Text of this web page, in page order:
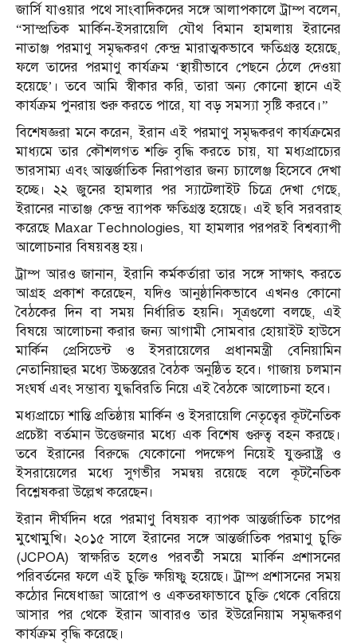
জার্সি যাওয়ার পথে সাংবাদিকদের সঙ্গে আলাপকালে ট্রাম্প বলেন,
“সাম্প্রতিক মার্কিন-ইসরায়েলি যৌথ বিমান হামলায় ইরানের
নাতাঞ্জ পরমাণু সমৃদ্ধকরণ কেন্দ্র মারাত্মকভাবে ক্ষতিগ্রস্ত হয়েছে,
ফলে তাদের পরমাণু কার্যক্রম ‘স্থায়ীভাবে পেছনে ঠেলে দেওয়া
হয়েছে’। তবে আমি স্বীকার করি, তারা অন্য কোনো স্থানে এই
কার্যক্রম পুনরায় শুরু করতে পারে, যা বড় সমস্যা সৃষ্টি করবে।”
বিশেষজ্ঞরা মনে করেন, ইরান এই পরমাণু সমৃদ্ধকরণ কার্যক্রমের
মাধ্যমে তার কৌশলগত শক্তি বৃদ্ধি করতে চায়, যা মধ্যপ্রাচ্যের
ভারসাম্য এবং আন্তর্জাতিক নিরাপত্তার জন্য চ্যালেঞ্জ হিসেবে দেখা
হচ্ছে। ২২ জুনের হামলার পর স্যাটেলাইট চিত্রে দেখা গেছে,
ইরানের নাতাঞ্জ কেন্দ্র ব্যাপক ক্ষতিগ্রস্ত হয়েছে। এই ছবি সরবরাহ
করেছে Maxar Technologies, যা হামলার পরপরই বিশ্বব্যাপী
আলোচনার বিষয়বস্তু হয়।
ট্রাম্প আরও জানান, ইরানি কর্মকর্তারা তার সঙ্গে সাক্ষাৎ করতে
আগ্রহ প্রকাশ করেছেন, যদিও আনুষ্ঠানিকভাবে এখনও কোনো
বৈঠকের দিন বা সময় নির্ধারিত হয়নি। সূত্রগুলো বলছে, এই
বিষয়ে আলোচনা করার জন্য আগামী সোমবার হোয়াইট হাউসে
মার্কিন প্রেসিডেন্ট ও ইসরায়েলের প্রধানমন্ত্রী বেনিয়ামিন
নেতানিয়াহুর মধ্যে উচ্চস্তরের বৈঠক অনুষ্ঠিত হবে। গাজায় চলমান
সংঘর্ষ এবং সম্ভাব্য যুদ্ধবিরতি নিয়ে এই বৈঠকে আলোচনা হবে।
মধ্যপ্রাচ্যে শান্তি প্রতিষ্ঠায় মার্কিন ও ইসরায়েলি নেতৃত্বের কূটনৈতিক
প্রচেষ্টা বর্তমান উত্তেজনার মধ্যে এক বিশেষ গুরুত্ব বহন করছে।
তবে ইরানের বিরুদ্ধে যেকোনো পদক্ষেপ নিয়েই যুক্তরাষ্ট্র ও
ইসরায়েলের মধ্যে সুগভীর সমন্বয় রয়েছে বলে কূটনৈতিক
বিশ্লেষকরা উল্লেখ করেছেন।
ইরান দীর্ঘদিন ধরে পরমাণু বিষয়ক ব্যাপক আন্তর্জাতিক চাপের
মুখোমুখি। ২০১৫ সালে ইরানের সঙ্গে আন্তর্জাতিক পরমাণু চুক্তি
(JCPOA) স্বাক্ষরিত হলেও পরবর্তী সময়ে মার্কিন প্রশাসনের
পরিবর্তনের ফলে এই চুক্তি ক্ষয়িষ্ণু হয়েছে। ট্রাম্প প্রশাসনের সময়
কঠোর নিষেধাজ্ঞা আরোপ ও একতরফাভাবে চুক্তি থেকে বেরিয়ে
আসার পর থেকে ইরান আবারও তার ইউরেনিয়াম সমৃদ্ধকরণ
কার্যক্রম বৃদ্ধি করেছে।